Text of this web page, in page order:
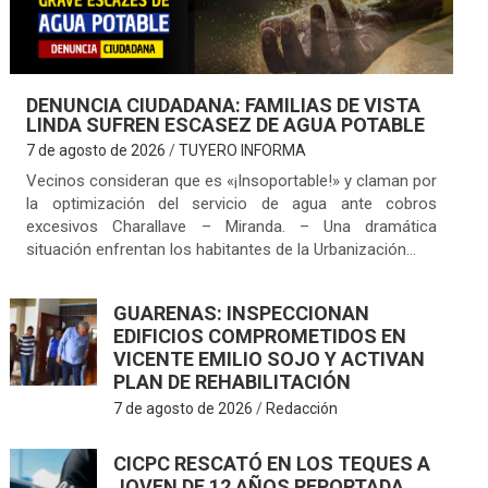
DENUNCIA CIUDADANA: FAMILIAS DE VISTA
LINDA SUFREN ESCASEZ DE AGUA POTABLE
7 de agosto de 2026 TUYERO INFORMA
Vecinos consideran que es «¡Insoportable!» y claman por
la optimización del servicio de agua ante cobros
excesivos Charallave – Miranda. – Una dramática
situación enfrentan los habitantes de la Urbanización…
GUARENAS: INSPECCIONAN
EDIFICIOS COMPROMETIDOS EN
VICENTE EMILIO SOJO Y ACTIVAN
PLAN DE REHABILITACIÓN
7 de agosto de 2026 Redacción
CICPC RESCATÓ EN LOS TEQUES A